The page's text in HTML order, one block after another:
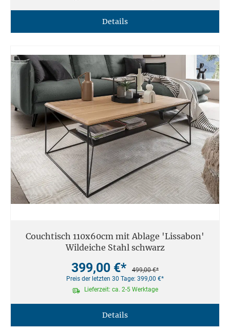
Details
Couchtisch 110x60cm mit Ablage 'Lissabon'
Wildeiche Stahl schwarz
399,00 €*
499,00 €*
Preis der letzten 30 Tage: 399,00 €*
Lieferzeit: ca. 2-5 Werktage
Details